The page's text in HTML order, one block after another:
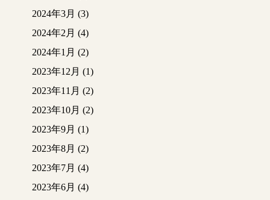
2024年3月 (3)
2024年2月 (4)
2024年1月 (2)
2023年12月 (1)
2023年11月 (2)
2023年10月 (2)
2023年9月 (1)
2023年8月 (2)
2023年7月 (4)
2023年6月 (4)